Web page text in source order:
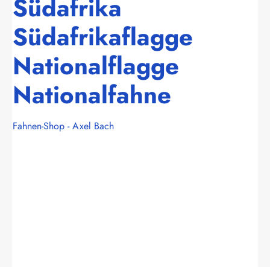
Südafrika
Südafrikaflagge
Nationalflagge
Nationalfahne
Fahnen-Shop - Axel Bach